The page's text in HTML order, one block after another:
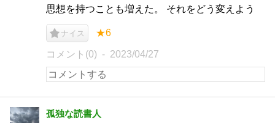
思想を持つことも増えた。 それをどう変えよう
ナイス ★6
コメント(0) 2023/04/27
孤独な読書人